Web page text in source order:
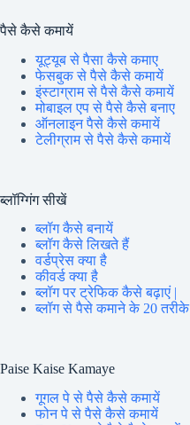
पैसे कैसे कमायें
यूट्यूब से पैसा कैसे कमाए
फेसबुक से पैसे कैसे कमायें
इंस्टाग्राम से पैसे कैसे कमायें
मोबाइल एप से पैसे कैसे बनाए
ऑनलाइन पैसे कैसे कमायें
टेलीग्राम से पैसे कैसे कमायें
ब्लॉग्गिंग सीखें
ब्लॉग कैसे बनायें
ब्लॉग कैसे लिखते हैं
वर्डप्रेस क्या है
कीवर्ड क्या है
ब्लॉग पर ट्रेफिक कैसे बढ़ाएं |
ब्लॉग से पैसे कमाने के 20 तरीके
Paise Kaise Kamaye
गूगल पे से पैसे कैसे कमायें
फोन पे से पैसे कैसे कमायें